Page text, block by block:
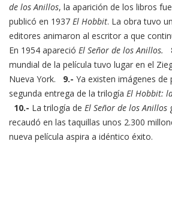
de los Anillos, la aparición de los libros
publicó en 1937 El Hobbit. La obra tuvo
editores animaron al escritor a que
En 1954 apareció El Señor de los Anillos.
mundial de la película tuvo lugar en el
Nueva York. 9.- Ya existen imágenes
segunda entrega de la trilogía El Hobbit:
10.- La trilogía de El Señor de los Anillos
recaudó en las taquillas unos 2.300
nueva película aspira a idéntico éxito.